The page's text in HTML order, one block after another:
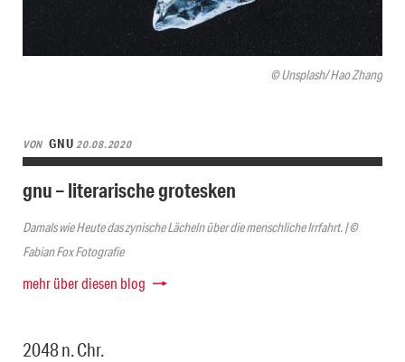
© Unsplash/ Hao Zhang
VON GNU20.08.2020
gnu – literarische grotesken
Damals wie Heute das zynische Lächeln über die menschliche Irrfahrt. | ©
Fabian Fox Fotografie
mehr über diesen blog
2048 n. Chr.